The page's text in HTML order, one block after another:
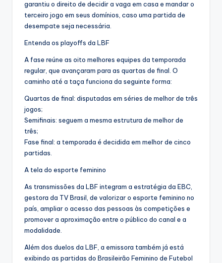
garantiu o direito de decidir a vaga em casa e mandar o
terceiro jogo em seus domínios, caso uma partida de
desempate seja necessária.
Entenda os playoffs da LBF
A fase reúne as oito melhores equipes da temporada
regular, que avançaram para as quartas de final. O
caminho até a taça funciona da seguinte forma:
Quartas de final: disputadas em séries de melhor de três
jogos;
Semifinais: seguem a mesma estrutura de melhor de
três;
Fase final: a temporada é decidida em melhor de cinco
partidas.
A tela do esporte feminino
As transmissões da LBF integram a estratégia da EBC,
gestora da TV Brasil, de valorizar o esporte feminino no
país, ampliar o acesso das pessoas às competições e
promover a aproximação entre o público do canal e a
modalidade.
Além dos duelos da LBF, a emissora também já está
exibindo as partidas do Brasileirão Feminino de Futebol